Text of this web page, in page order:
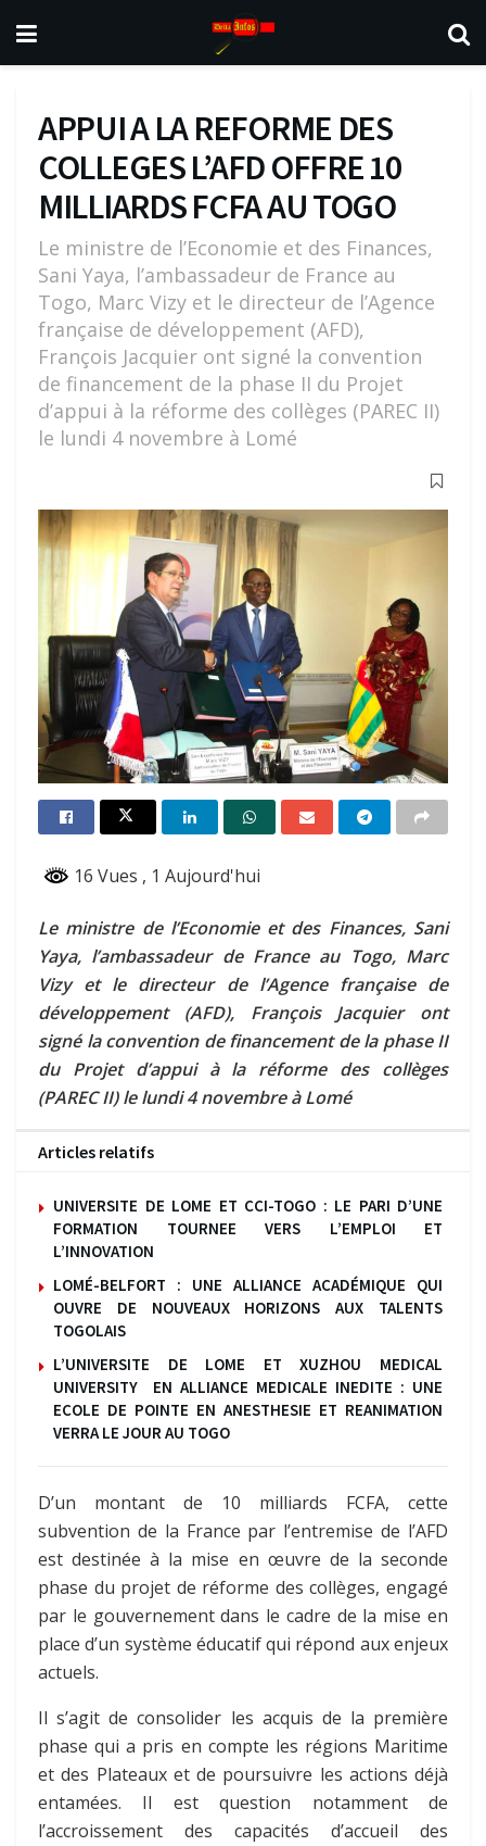
APPUI A LA REFORME DES
COLLEGES L’AFD OFFRE 10
MILLIARDS FCFA AU TOGO
Le ministre de l’Economie et des Finances,
Sani Yaya, l’ambassadeur de France au
Togo, Marc Vizy et le directeur de l’Agence
française de développement (AFD),
François Jacquier ont signé la convention
de financement de la phase II du Projet
d’appui à la réforme des collèges (PAREC II)
le lundi 4 novembre à Lomé
16 Vues , 1 Aujourd'hui
Le ministre de l’Economie et des Finances, Sani
Yaya, l’ambassadeur de France au Togo, Marc
Vizy et le directeur de l’Agence française de
développement (AFD), François Jacquier ont
signé la convention de financement de la phase II
du Projet d’appui à la réforme des collèges
(PAREC II) le lundi 4 novembre à Lomé
Articles relatifs
UNIVERSITE DE LOME ET CCI-TOGO : LE PARI D’UNE
FORMATION TOURNEE VERS L’EMPLOI ET
L’INNOVATION
LOMÉ-BELFORT : UNE ALLIANCE ACADÉMIQUE QUI
OUVRE DE NOUVEAUX HORIZONS AUX TALENTS
TOGOLAIS
L’UNIVERSITE DE LOME ET XUZHOU MEDICAL
UNIVERSITY EN ALLIANCE MEDICALE INEDITE : UNE
ECOLE DE POINTE EN ANESTHESIE ET REANIMATION
VERRA LE JOUR AU TOGO
D’un montant de 10 milliards FCFA, cette
subvention de la France par l’entremise de l’AFD
est destinée à la mise en œuvre de la seconde
phase du projet de réforme des collèges, engagé
par le gouvernement dans le cadre de la mise en
place d’un système éducatif qui répond aux enjeux
actuels.
Il s’agit de consolider les acquis de la première
phase qui a pris en compte les régions Maritime
et des Plateaux et de poursuivre les actions déjà
entamées. Il est question notamment de
l’accroissement des capacités d’accueil des